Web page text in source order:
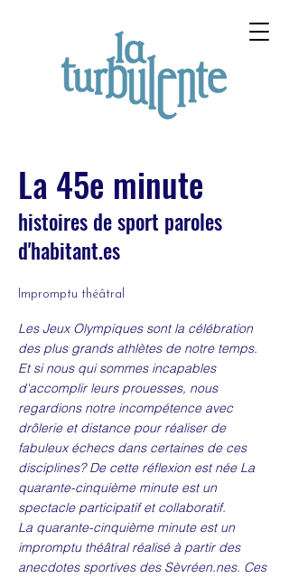
La 45e minute
histoires de sport paroles
d'habitant.es
Impromptu théâtral
Les Jeux Olympiques sont la célébration
des plus grands athlètes de notre temps.
Et si nous qui sommes incapables
d'accomplir leurs prouesses, nous
regardions notre incompétence avec
drôlerie et distance pour réaliser de
fabuleux échecs dans certaines de ces
disciplines? De cette réflexion est née La
quarante-cinquième minute est un
spectacle participatif et collaboratif.
La quarante-cinquième minute est un
impromptu théâtral réalisé à partir des
anecdotes sportives des Sèvréen.nes. Ces